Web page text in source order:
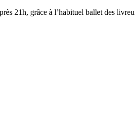
21h, grâce à l’habituel ballet des